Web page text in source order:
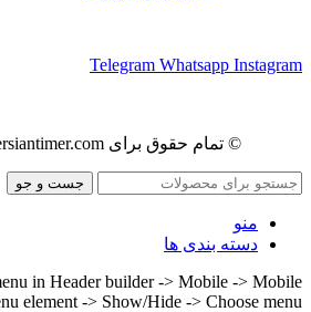
Telegram Whatsapp Instagram
© تمام حقوق برای persiantimer.com محفوظ است
جست و جو
منو
دسته بندی ها
in Header builder -> Mobile -> Mobile
element -> Show/Hide -> Choose menu